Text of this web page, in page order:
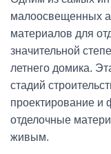
малоосвещенных
материалов для
значительной
летнего домика.
стадий
проектирование и
отделочные
живым.